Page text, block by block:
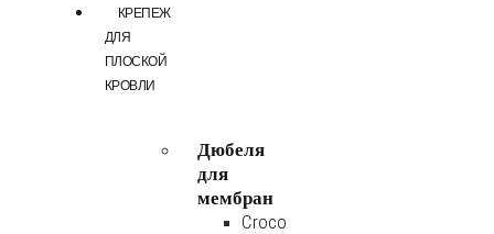
КРЕПЕЖ
ДЛЯ
ПЛОСКОЙ
КРОВЛИ
Дюбеля
для
мембран
Croco